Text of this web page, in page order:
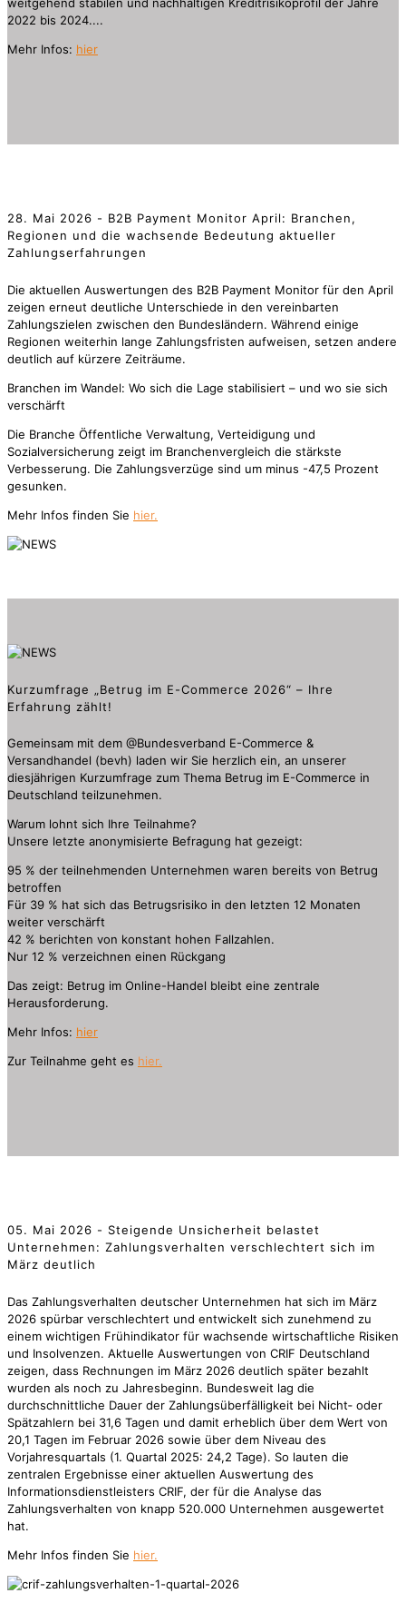
weitgehend stabilen und nachhaltigen Kreditrisikoprofil der Jahre
2022 bis 2024....
Mehr Infos: hier
28. Mai 2026 - B2B Payment Monitor April: Branchen,
Regionen und die wachsende Bedeutung aktueller
Zahlungserfahrungen
Die aktuellen Auswertungen des B2B Payment Monitor für den April
zeigen erneut deutliche Unterschiede in den vereinbarten
Zahlungszielen zwischen den Bundesländern. Während einige
Regionen weiterhin lange Zahlungsfristen aufweisen, setzen andere
deutlich auf kürzere Zeiträume.
Branchen im Wandel: Wo sich die Lage stabilisiert – und wo sie sich
verschärft
Die Branche Öffentliche Verwaltung, Verteidigung und
Sozialversicherung zeigt im Branchenvergleich die stärkste
Verbesserung. Die Zahlungsverzüge sind um minus -47,5 Prozent
gesunken.
Mehr Infos finden Sie hier.
Kurzumfrage „Betrug im E-Commerce 2026“ – Ihre
Erfahrung zählt!
Gemeinsam mit dem @Bundesverband E-Commerce &
Versandhandel (bevh) laden wir Sie herzlich ein, an unserer
diesjährigen Kurzumfrage zum Thema Betrug im E-Commerce in
Deutschland teilzunehmen.
Warum lohnt sich Ihre Teilnahme?
Unsere letzte anonymisierte Befragung hat gezeigt:
95 % der teilnehmenden Unternehmen waren bereits von Betrug
betroffen
Für 39 % hat sich das Betrugsrisiko in den letzten 12 Monaten
weiter verschärft
42 % berichten von konstant hohen Fallzahlen.
Nur 12 % verzeichnen einen Rückgang
Das zeigt: Betrug im Online-Handel bleibt eine zentrale
Herausforderung.
Mehr Infos: hier
Zur Teilnahme geht es hier.
05. Mai 2026 - Steigende Unsicherheit belastet
Unternehmen: Zahlungsverhalten verschlechtert sich im
März deutlich
Das Zahlungsverhalten deutscher Unternehmen hat sich im März
2026 spürbar verschlechtert und entwickelt sich zunehmend zu
einem wichtigen Frühindikator für wachsende wirtschaftliche Risiken
und Insolvenzen. Aktuelle Auswertungen von CRIF Deutschland
zeigen, dass Rechnungen im März 2026 deutlich später bezahlt
wurden als noch zu Jahresbeginn. Bundesweit lag die
durchschnittliche Dauer der Zahlungsüberfälligkeit bei Nicht‑ oder
Spätzahlern bei 31,6 Tagen und damit erheblich über dem Wert von
20,1 Tagen im Februar 2026 sowie über dem Niveau des
Vorjahresquartals (1. Quartal 2025: 24,2 Tage). So lauten die
zentralen Ergebnisse einer aktuellen Auswertung des
Informationsdienstleisters CRIF, der für die Analyse das
Zahlungsverhalten von knapp 520.000 Unternehmen ausgewertet
hat.
Mehr Infos finden Sie hier.